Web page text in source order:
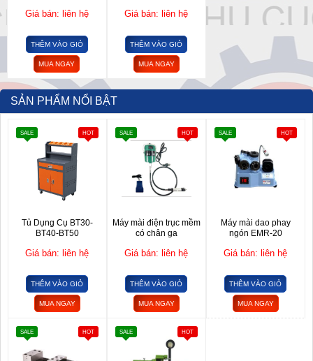
Giá bán: liên hệ
THÊM VÀO GIỎ
MUA NGAY
Giá bán: liên hệ
THÊM VÀO GIỎ
MUA NGAY
SẢN PHẨM NỔI BẬT
HOT
SALE
Tủ Dụng Cụ BT30-
BT40-BT50
Giá bán: liên hệ
THÊM VÀO GIỎ
MUA NGAY
HOT
SALE
Máy mài điện trục mềm
có chân ga
Giá bán: liên hệ
THÊM VÀO GIỎ
MUA NGAY
HOT
SALE
Máy mài dao phay
ngón EMR-20
Giá bán: liên hệ
THÊM VÀO GIỎ
MUA NGAY
HOT
SALE HOT
SALE